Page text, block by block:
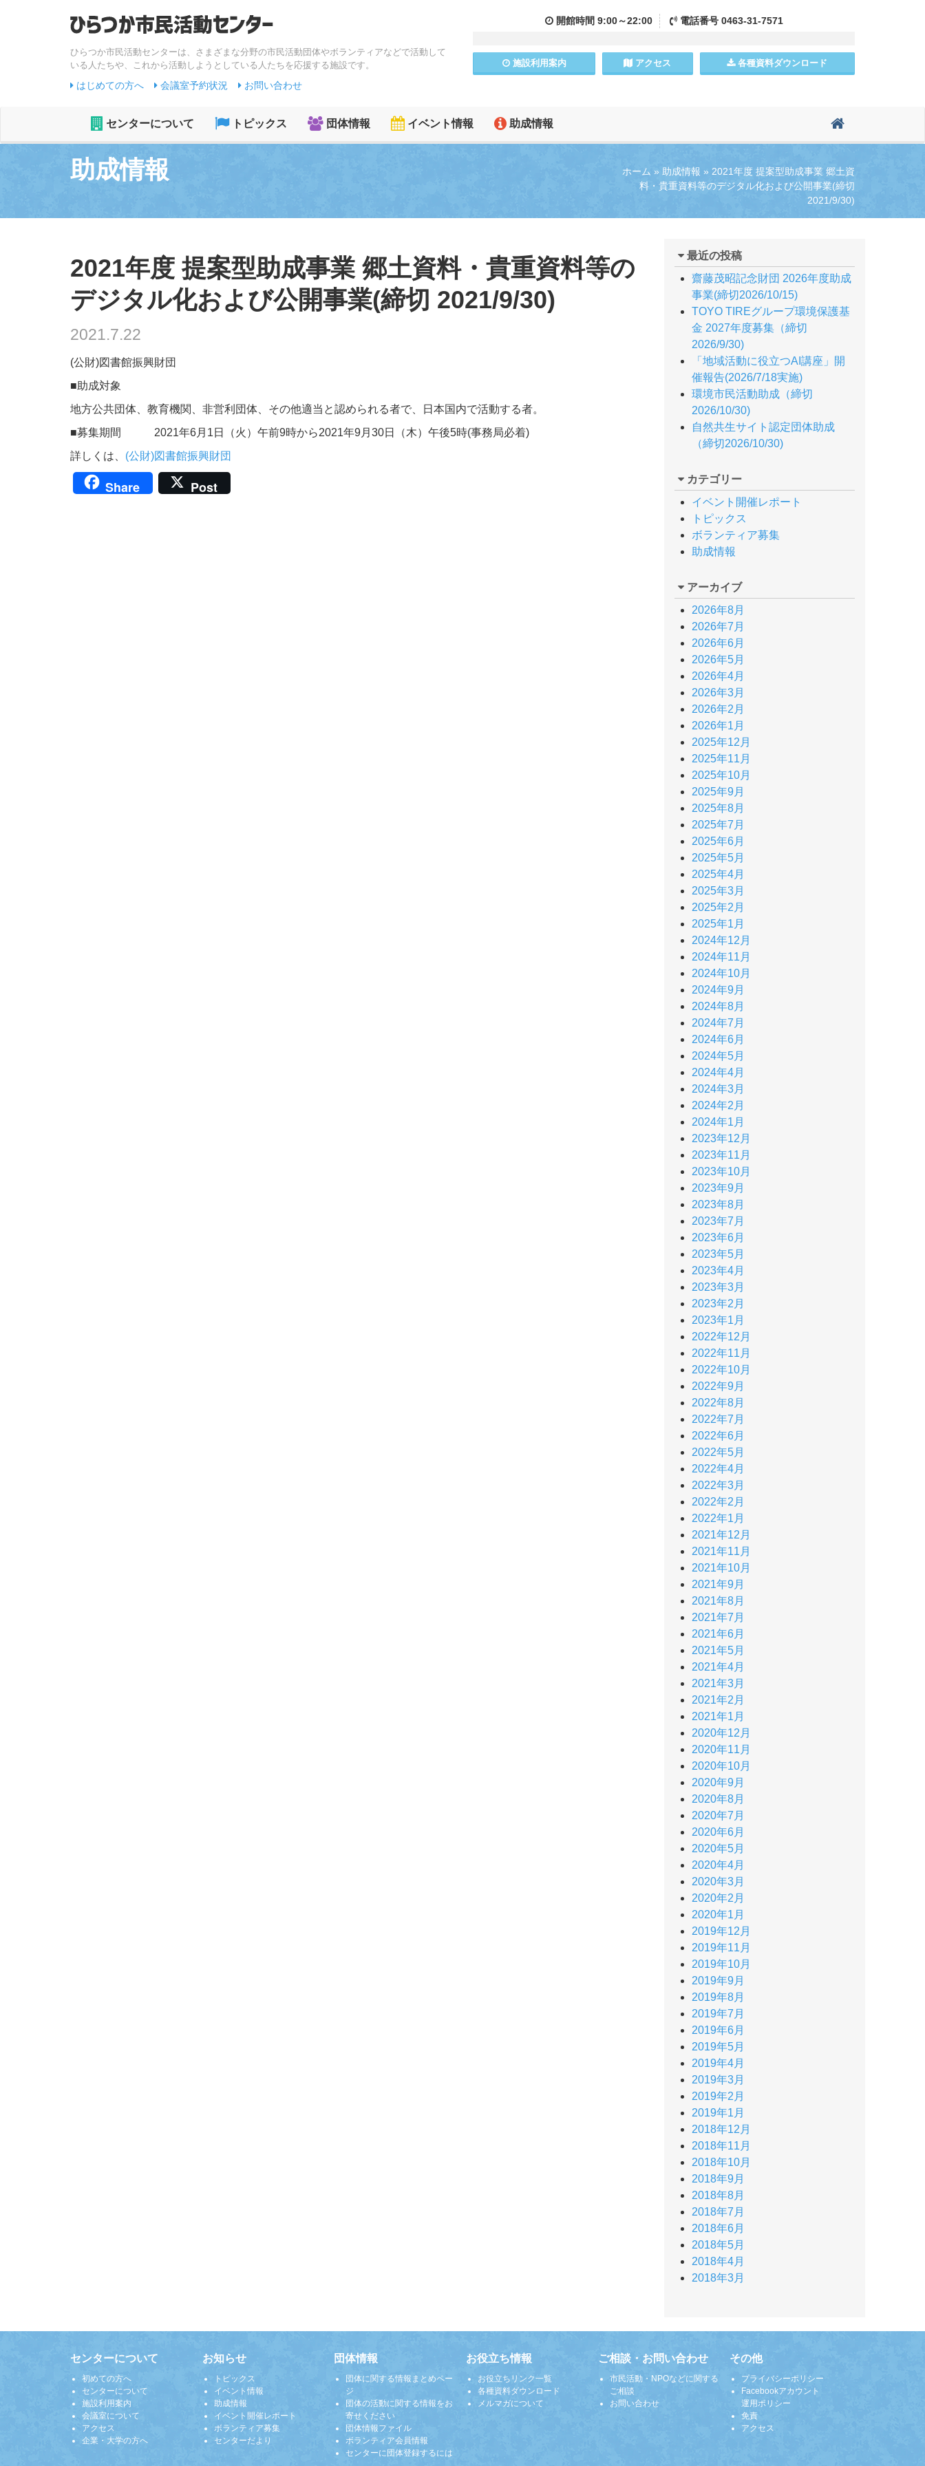
ひらつか市民活動センターは、さまざまな分野の市民活動団体やボランティアなどで活動して
いる人たちや、これから活動しようとしている人たちを応援する施設です。
はじめての方へ 会議室予約状況 お問い合わせ
開館時間 9:00～22:00 電話番号0463-31-7571
施設利用案内 アクセス 各種資料ダウンロード
センターについて トピックス 団体情報 イベント情報 助成情報
ホーム » 助成情報 » 2021年度 提案型助成事業 郷土資
料・貴重資料等のデジタル化および公開事業(締切
2021/9/30)
助成情報
2021年度 提案型助成事業 郷土資料・貴重資料等の
デジタル化および公開事業(締切 2021/9/30)
2021.7.22
(公財)図書館振興財団
■助成対象
地方公共団体、教育機関、非営利団体、その他適当と認められる者で、日本国内で活動する者。
■募集期間 2021年6月1日（火）午前9時から2021年9月30日（木）午後5時(事務局必着)
詳しくは、 (公財)図書館振興財団
Share Post
最近の投稿
齋藤茂昭記念財団 2026年度助成
事業(締切2026/10/15)
TOYO TIREグループ環境保護基
金 2027年度募集（締切
2026/9/30)
「地域活動に役立つAI講座」開
催報告(2026/7/18実施)
環境市民活動助成（締切
2026/10/30)
自然共生サイト認定団体助成
（締切2026/10/30)
カテゴリー
イベント開催レポート
トピックス
ボランティア募集
助成情報
アーカイブ
2026年8月
2026年7月
2026年6月
2026年5月
2026年4月
2026年3月
2026年2月
2026年1月
2025年12月
2025年11月
2025年10月
2025年9月
2025年8月
2025年7月
2025年6月
2025年5月
2025年4月
2025年3月
2025年2月
2025年1月
2024年12月
2024年11月
2024年10月
2024年9月
2024年8月
2024年7月
2024年6月
2024年5月
2024年4月
2024年3月
2024年2月
2024年1月
2023年12月
2023年11月
2023年10月
2023年9月
2023年8月
2023年7月
2023年6月
2023年5月
2023年4月
2023年3月
2023年2月
2023年1月
2022年12月
2022年11月
2022年10月
2022年9月
2022年8月
2022年7月
2022年6月
2022年5月
2022年4月
2022年3月
2022年2月
2022年1月
2021年12月
2021年11月
2021年10月
2021年9月
2021年8月
2021年7月
2021年6月
2021年5月
2021年4月
2021年3月
2021年2月
2021年1月
2020年12月
2020年11月
2020年10月
2020年9月
2020年8月
2020年7月
2020年6月
2020年5月
2020年4月
2020年3月
2020年2月
2020年1月
2019年12月
2019年11月
2019年10月
2019年9月
2019年8月
2019年7月
2019年6月
2019年5月
2019年4月
2019年3月
2019年2月
2019年1月
2018年12月
2018年11月
2018年10月
2018年9月
2018年8月
2018年7月
2018年6月
2018年5月
2018年4月
2018年3月
センターについて
初めての方へ
センターについて
施設利用案内
会議室について
アクセス
企業・大学の方へ
お知らせ
トピックス
イベント情報
助成情報
イベント開催レポート
ボランティア募集
センターだより
団体情報
団体に関する情報まとめペー
ジ
団体の活動に関する情報をお
寄せください
団体情報ファイル
ボランティア会員情報
センターに団体登録するには
お役立ち情報
お役立ちリンク一覧
各種資料ダウンロード
メルマガについて
ご相談・お問い合わせ
市民活動・NPOなどに関する
ご相談
お問い合わせ
その他
プライバシーポリシー
Facebookアカウント
運用ポリシー
免責
アクセス